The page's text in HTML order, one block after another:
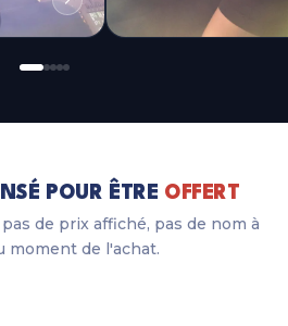
POUR ÊTRE OFFERT
de prix affiché, pas de nom à
moment de l'achat.